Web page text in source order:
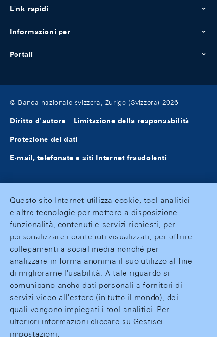
Link rapidi
Informazioni per
Portali
© Banca nazionale svizzera, Zurigo (Svizzera) 2026
Diritto d'autore Limitazione della responsabilità
Protezione dei dati
E-mail, telefonate e siti Internet fraudolenti
Questo sito Internet utilizza cookie, tool analitici
e altre tecnologie per mettere a disposizione
funzionalità, contenuti e servizi richiesti, per
personalizzare i contenuti visualizzati, per offrire
collegamenti a social media nonché per
analizzare in forma anonima il suo utilizzo al fine
di migliorarne l'usabilità. A tale riguardo si
comunicano anche dati personali a fornitori di
servizi video all'estero (in tutto il mondo), dei
quali vengono impiegati i tool analitici. Per
ulteriori informazioni cliccare su Gestisci
impostazioni.